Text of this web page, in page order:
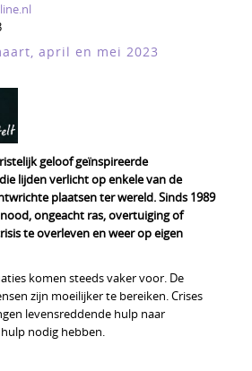
april en mei 2023
geloof geïnspireerde
lijden verlicht op enkele van de
plaatsen ter wereld. Sinds 1989
ongeacht ras, overtuiging of
te overleven en weer op eigen
komen steeds vaker voor. De
zijn moeilijker te bereiken. Crises
levensreddende hulp naar
nodig hebben.